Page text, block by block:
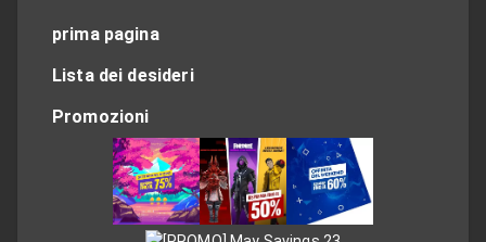
prima pagina
Lista dei desideri
Promozioni